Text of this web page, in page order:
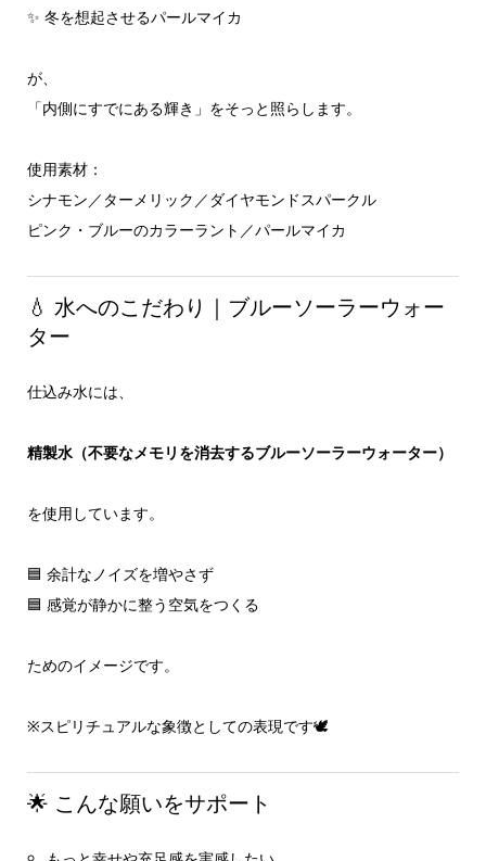
✨ 冬を想起させるパールマイカ
が、
「内側にすでにある輝き」をそっと照らします。
使用素材：
シナモン／ターメリック／ダイヤモンドスパークル
ピンク・ブルーのカラーラント／パールマイカ
💧 水へのこだわり｜ブルーソーラーウォー
ター
仕込み水には、
精製水（不要なメモリを消去するブルーソーラーウォーター）
を使用しています。
🟦 余計なノイズを増やさず
🟦 感覚が静かに整う空気をつくる
ためのイメージです。
※スピリチュアルな象徴としての表現です🕊️
🌟 こんな願いをサポート